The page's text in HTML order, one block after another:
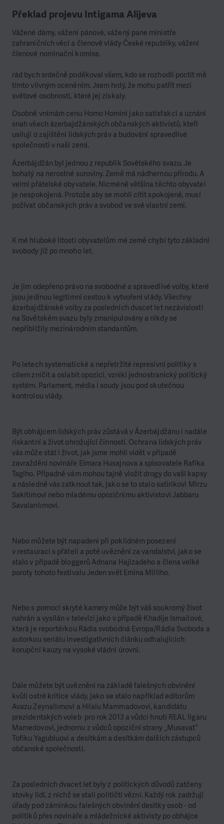
Překlad projevu Intigama Alijeva
Vážené dámy, vážení pánové, vážený pane ministře
zahraničních věcí a členové vlády České republiky, vážení
členové nominační komise,
rád bych srdečně poděkoval všem, kdo se rozhodli poctít mě
tímto vlivným oceněním. Jsem hrdý, že mohu patřit mezi
světové osobnosti, které jej získaly.
Osobně vnímám cenu Homo Homini jako satisfakci a uznání
snah všech ázerbajdžánských občanských aktivistů, kteří
usilují o zajištění lidských práv a budování spravedlivé
společnosti v naší zemi.
Ázerbájdžán byl jednou z republik Sovětského svazu. Je
bohatý na nerostné suroviny. Země má nádhernou přírodu. A
velmi přátelské obyvatele. Nicméně většina těchto obyvatel
je nespokojená. Protože aby se mohli cítit spokojeně, musí
požívat občanských práv a svobod ve své vlastní zemi.
K mé hluboké lítosti obyvatelům mé země chybí tyto základní
svobody již po mnoho let.
Je jim odepřeno právo na svobodné a spravedlivé volby, které
jsou jedinou legitimní cestou k vytvoření vlády. Všechny
ázerbajdžánské volby za posledních dvacet let nezávislosti
na Sovětském svazu byly zmanipulovány a nikdy se
nepřiblížily mezinárodním standardům.
Po letech systematické a nepřetržité represivní politiky s
cílem zničit a oslabit opozici, vznikl jednostranický politický
systém. Parlament, média i soudy jsou pod skutečnou
kontrolou vlády.
Být obhájcem lidských práv zůstává v Ázerbájdžánu i nadále
riskantní a život ohrožující činností. Ochrana lidských práv
vás může stát i život, jak jsme mohli vidět v případě
zavraždění novináře Elmara Husajnova a spisovatele Rafika
Tagiho. Případně vám mohou tajně vložit drogy do vaší kapsy
a následně vás zatknout tak, jako se to stalo satirikovi Mirzu
Sakitimovi nebo mladému opozičnímu aktivistovi Jabbaru
Savalanlımovi.
Nebo můžete být napadeni při poklidném posezení
v restauraci s přáteli a poté uvězněni za vandalství, jako se
stalo v případě bloggerů Adnana Hajizadeho a člena velké
poroty tohoto festivalu Jeden svět Emina Milliho.
Nebo s pomocí skryté kamery může být váš soukromý život
nahrán a vysílán v televizi jako v případě Khadije Ismailové,
která je reportérkou Rádia svobodná Evropa/Rádia Svoboda a
autorkou seriálu investigativních článku odhalujících
korupční kauzy na vysoké vládní úrovni.
Dále můžete být uvězněni na základě falešných obvinění
kvůli ostré kritice vlády, jako se stalo například editorům
Avazu Zeynallımovi a Hilalu Mammadovovi, kandidátu
prezidentských voleb pro rok 2013 a vůdci hnutí REAL Ilgaru
Mamedovovi, jednomu z vůdců opoziční strany „Musavat“
Tofiku Yagubluovi a desítkám a desítkám dalších zástupců
občanské společnosti.
Za posledních dvacet let byly z politických důvodů zatčeny
stovky lidí, z nichž se stali političtí vězni. Každý rok zadržují
úřady pod záminkou falešných obvinění desítky osob - od
politiků přes novináře a mládežnické aktivisty po obhájce